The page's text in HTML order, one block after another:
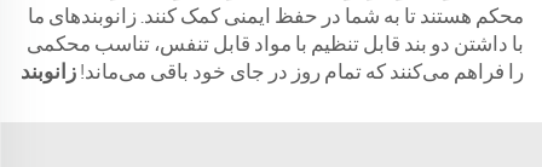
محکم هستند تا به شما در حفظ ایمنی کمک کنند. زانوبندهای ما
با داشتن دو بند قابل تنظیم با مواد قابل تنفس، تناسب محکمی
را فراهم می‌کنند که تمام روز در جای خود باقی می‌ماند! زانوبند